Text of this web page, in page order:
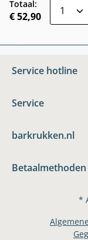
Totaal:
€ 52,90
Service hotline
Service
barkrukken.nl
Betaalmethoden
*